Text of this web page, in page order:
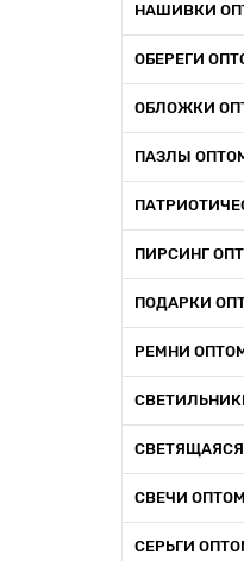
НАШИВКИ
ОБЕРЕГИ
ОБЛОЖКИ
ПАЗЛЫ
ПИРСИНГ
ПОДАРКИ
РЕМНИ
СВЕЧИ ОПТОМ
СЕРЬГИ